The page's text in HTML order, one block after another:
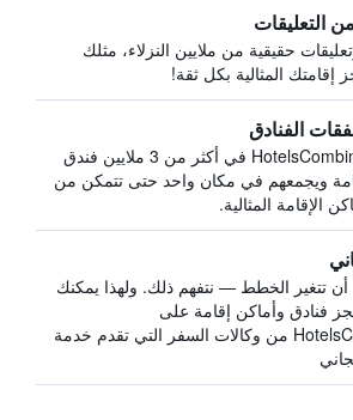
التعليقات
حقيقية من ملايين النزلاء، مثلك
إقامتك المثالية بكل ثقة!
الفنادق
يبحث HotelsCombined في أكثر من 3 ملايين فندق
ويجمعهم في مكان واحد حتى تتمكن من
الإقامة المثالية.
أن تتغير الخطط — نتفهم ذلك. ولهذا يمكنك
فنادق وأماكن إقامة على
HotelsCombined من وكالات السفر التي تقدم خدمة